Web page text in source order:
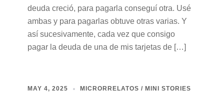
deuda creció, para pagarla conseguí otra. Usé
ambas y para pagarlas obtuve otras varias. Y
así sucesivamente, cada vez que consigo
pagar la deuda de una de mis tarjetas de […]
MAY 4, 2025 MICRORRELATOS / MINI STORIES